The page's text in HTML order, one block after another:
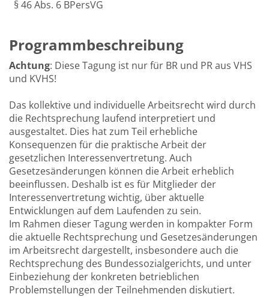
§ 46 Abs. 6 BPersVG
Programmbeschreibung
Achtung: Diese Tagung ist nur für BR und PR aus VHS
und KVHS!
Das kollektive und individuelle Arbeitsrecht wird durch
die Rechtsprechung laufend interpretiert und
ausgestaltet. Dies hat zum Teil erhebliche
Konsequenzen für die praktische Arbeit der
gesetzlichen Interessenvertretung. Auch
Gesetzesänderungen können die Arbeit erheblich
beeinflussen. Deshalb ist es für Mitglieder der
Interessenvertretung wichtig, über aktuelle
Entwicklungen auf dem Laufenden zu sein.
Im Rahmen dieser Tagung werden in kompakter Form
die aktuelle Rechtsprechung und Gesetzesänderungen
im Arbeitsrecht dargestellt, insbesondere auch die
Rechtsprechung des Bundessozialgerichts, und unter
Einbeziehung der konkreten betrieblichen
Problemstellungen der Teilnehmenden diskutiert.